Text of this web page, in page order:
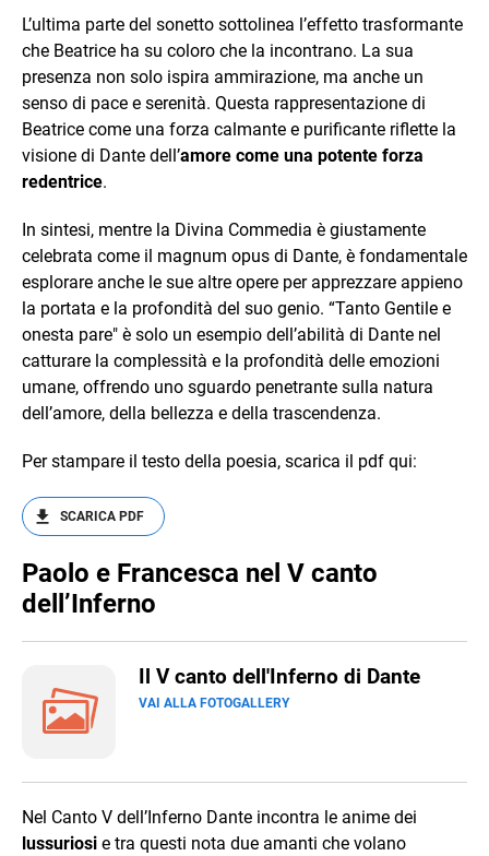
L’ultima parte del sonetto sottolinea l’effetto trasformante
che Beatrice ha su coloro che la incontrano. La sua
presenza non solo ispira ammirazione, ma anche un
senso di pace e serenità. Questa rappresentazione di
Beatrice come una forza calmante e purificante riflette la
visione di Dante dell’amore come una potente forza
redentrice.
In sintesi, mentre la Divina Commedia è giustamente
celebrata come il magnum opus di Dante, è fondamentale
esplorare anche le sue altre opere per apprezzare appieno
la portata e la profondità del suo genio. “Tanto Gentile e
onesta pare" è solo un esempio dell’abilità di Dante nel
catturare la complessità e la profondità delle emozioni
umane, offrendo uno sguardo penetrante sulla natura
dell’amore, della bellezza e della trascendenza.
Per stampare il testo della poesia, scarica il pdf qui:
SCARICA PDF
Paolo e Francesca nel V canto
dell’Inferno
Il V canto dell'Inferno di Dante
VAI ALLA FOTOGALLERY
Nel Canto V dell’Inferno Dante incontra le anime dei
lussuriosi e tra questi nota due amanti che volano